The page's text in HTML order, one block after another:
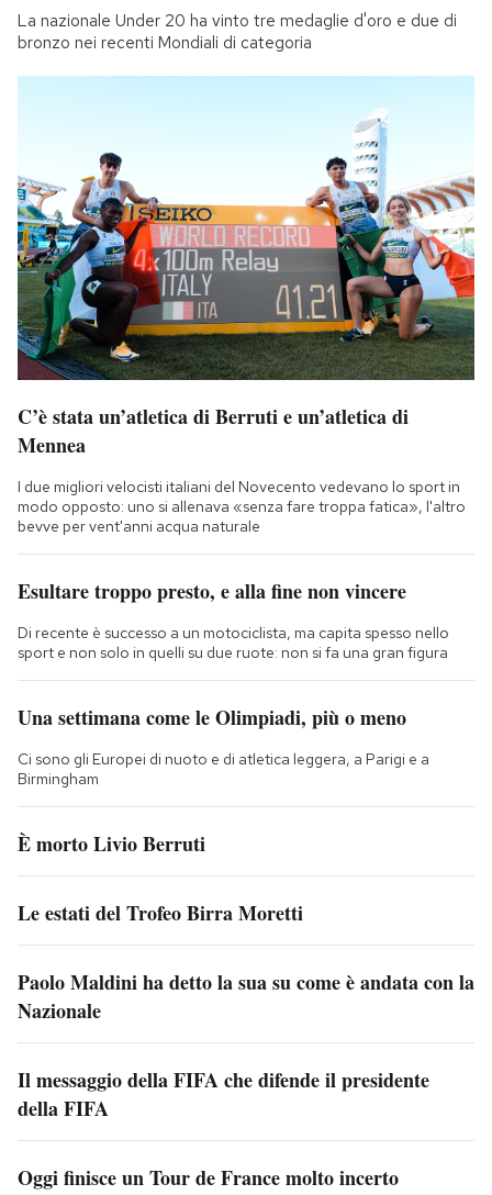
La nazionale Under 20 ha vinto tre medaglie d'oro e due di
bronzo nei recenti Mondiali di categoria
C’è stata un’atletica di Berruti e un’atletica di
Mennea
I due migliori velocisti italiani del Novecento vedevano lo sport in
modo opposto: uno si allenava «senza fare troppa fatica», l'altro
bevve per vent'anni acqua naturale
Esultare troppo presto, e alla fine non vincere
Di recente è successo a un motociclista, ma capita spesso nello
sport e non solo in quelli su due ruote: non si fa una gran figura
Una settimana come le Olimpiadi, più o meno
Ci sono gli Europei di nuoto e di atletica leggera, a Parigi e a
Birmingham
È morto Livio Berruti
Le estati del Trofeo Birra Moretti
Paolo Maldini ha detto la sua su come è andata con la
Nazionale
Il messaggio della FIFA che difende il presidente
della FIFA
Oggi finisce un Tour de France molto incerto